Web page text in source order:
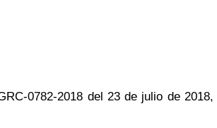
0782-2018 del 23 de julio de 2018,